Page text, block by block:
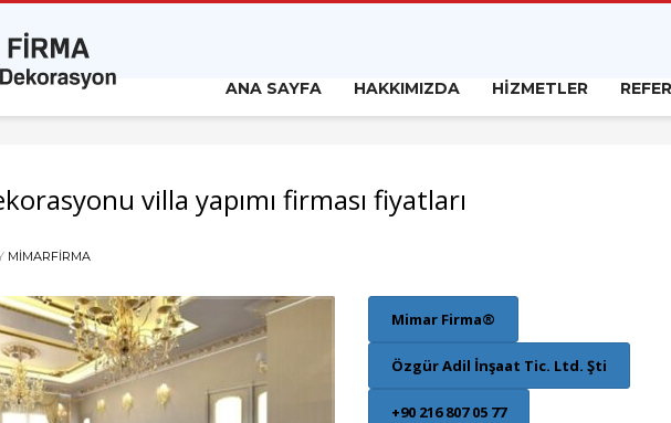
ANA SAYFA HAKKIMIZDA HİZMETLER
villa yapımı firması fiyatları
MIMARFIRMA
Mimar Firma®
Özgür Adil İnşaat Tic. Ltd. Şti
+90 216 807 05 77